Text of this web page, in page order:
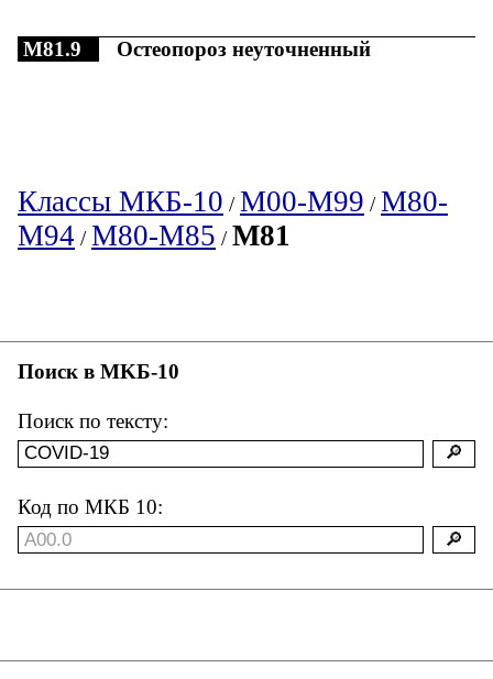
M81.9 Остеопороз неуточненный
Классы МКБ-10 /M00-M99 /M80-
M94 /M80-M85 /M81
Поиск в MKБ-10
Поиск по тексту:
Код по МКБ 10: